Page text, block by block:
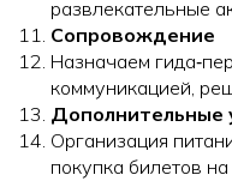
развлекательные
Сопровождение
Назначаем
коммуникацией,
Дополнительные
Организация
покупка билетов